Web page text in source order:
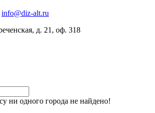
info@diz-alt.ru
д. 21, оф. 318
ни одного города не найдено!